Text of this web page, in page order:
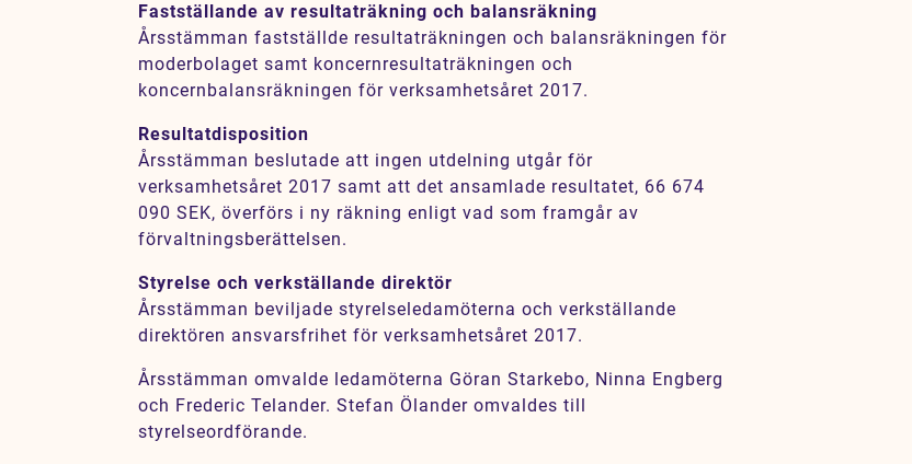
Kontakt
Fastställande av resultaträkning och balansräkning
Årsstämman fastställde resultaträkningen och balansräkningen för
moderbolaget samt koncernresultaträkningen och
koncernbalansräkningen för verksamhetsåret 2017.
Resultatdisposition
Årsstämman beslutade att ingen utdelning utgår för
verksamhetsåret 2017 samt att det ansamlade resultatet, 66 674
090 SEK, överförs i ny räkning enligt vad som framgår av
förvaltningsberättelsen.
Styrelse och verkställande direktör
Årsstämman beviljade styrelseledamöterna och verkställande
direktören ansvarsfrihet för verksamhetsåret 2017.
Årsstämman omvalde ledamöterna Göran Starkebo, Ninna Engberg
och Frederic Telander. Stefan Ölander omvaldes till
styrelseordförande.